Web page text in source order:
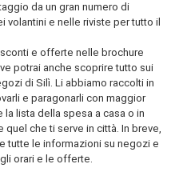
da un gran numero di
e nelle riviste per tutto il
e offerte nelle brochure
potrai anche scoprire tutto sui
di Silì. Li abbiamo raccolti in
e paragonarli con maggior
lista della spesa a casa o in
quel che ti serve in città. In breve,
tutte le informazioni su negozi e
orari e le offerte.